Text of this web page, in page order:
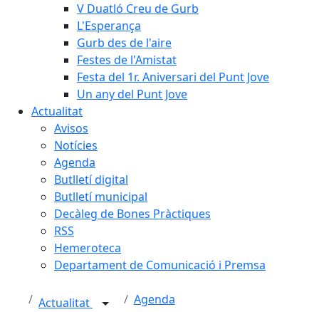
V Duatló Creu de Gurb
L'Esperança
Gurb des de l'aire
Festes de l'Amistat
Festa del 1r. Aniversari del Punt Jove
Un any del Punt Jove
Actualitat
Avisos
Notícies
Agenda
Butlletí digital
Butlletí municipal
Decàleg de Bones Pràctiques
RSS
Hemeroteca
Departament de Comunicació i Premsa
Actualitat Agenda